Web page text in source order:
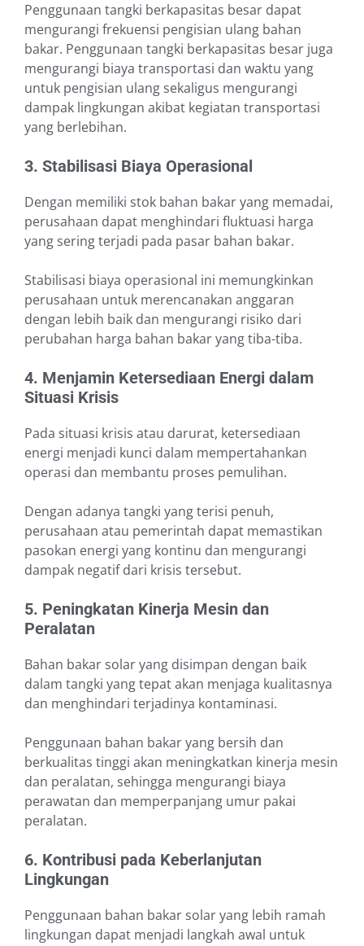
Penggunaan tangki berkapasitas besar dapat
mengurangi frekuensi pengisian ulang bahan
bakar. Penggunaan tangki berkapasitas besar juga
mengurangi biaya transportasi dan waktu yang
untuk pengisian ulang sekaligus mengurangi
dampak lingkungan akibat kegiatan transportasi
yang berlebihan.
3. Stabilisasi Biaya Operasional
Dengan memiliki stok bahan bakar yang memadai,
perusahaan dapat menghindari fluktuasi harga
yang sering terjadi pada pasar bahan bakar.
Stabilisasi biaya operasional ini memungkinkan
perusahaan untuk merencanakan anggaran
dengan lebih baik dan mengurangi risiko dari
perubahan harga bahan bakar yang tiba-tiba.
4. Menjamin Ketersediaan Energi dalam
Situasi Krisis
Pada situasi krisis atau darurat, ketersediaan
energi menjadi kunci dalam mempertahankan
operasi dan membantu proses pemulihan.
Dengan adanya tangki yang terisi penuh,
perusahaan atau pemerintah dapat memastikan
pasokan energi yang kontinu dan mengurangi
dampak negatif dari krisis tersebut.
5. Peningkatan Kinerja Mesin dan
Peralatan
Bahan bakar solar yang disimpan dengan baik
dalam tangki yang tepat akan menjaga kualitasnya
dan menghindari terjadinya kontaminasi.
Penggunaan bahan bakar yang bersih dan
berkualitas tinggi akan meningkatkan kinerja mesin
dan peralatan, sehingga mengurangi biaya
perawatan dan memperpanjang umur pakai
peralatan.
6. Kontribusi pada Keberlanjutan
Lingkungan
Penggunaan bahan bakar solar yang lebih ramah
lingkungan dapat menjadi langkah awal untuk